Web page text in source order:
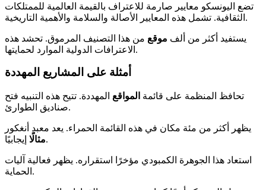
تضع اليونسكو معايير صارمة للاعتراف بالقيمة العالمية للممتلكات
الثقافية. تشمل هذه المعايير الأصالة والسلامة والأهمية التاريخية.
يستفيد أكثر من ألف موقع من هذا التصنيف المرموق. تحشد هذه
الاعترافات الدولية الموارد لحمايتها.
أمثلة على المشاريع المهددة
تحافظ المنظمة على قائمة المواقع المهددة. تتيح هذه التنبيه فتح
صناديق الطوارئ.
يظهر أكثر من مئة مكان في هذه القائمة الحمراء. يعد معبد أنغكور
مثالًاإيجابيًا.
استعاد هذا الجوهرة الكمبودي مؤخرًا استقراره. يظهر فعالية آليات
الحماية.